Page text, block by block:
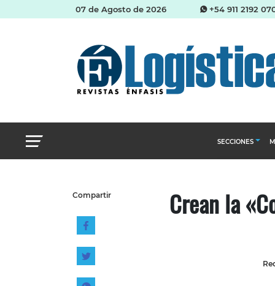
07 de Agosto de 2026 +54 911 2192
SECCIONES
Almacenes e
Management
Compartir Crean la